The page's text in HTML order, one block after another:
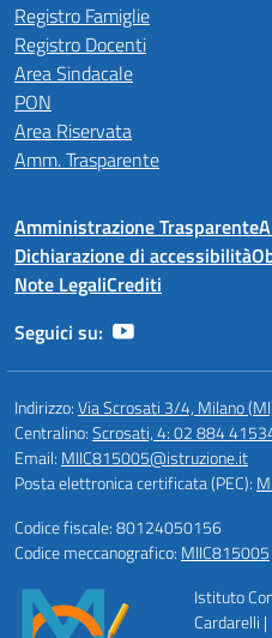
Registro Famiglie
Registro Docenti
Area Sindacale
PON
Area Riservata
Amm. Trasparente
Amministrazione Trasparente
Dichiarazione di accessibilità
Note LegaliCrediti
Seguici su:
Indirizzo:Via Scrosati 3/4, Milano
Centralino:Scrosati, 4: 02 884
Email: MIIC815005@istruzione.it
Posta elettronica certificata (PEC):
Codice fiscale: 80124050156
Codice meccanografico: MIIC815005
Istituto
Cardarelli